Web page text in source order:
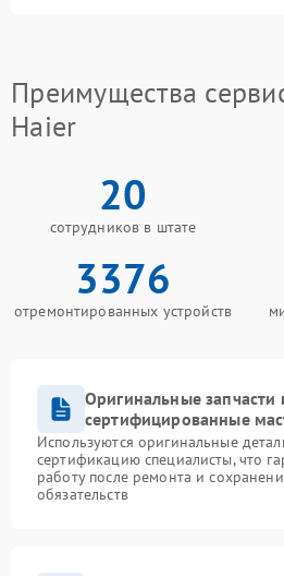
Преимущества
Haier
20
сотрудников в штате
3376
отремонтированных устройств
Оригинальные запчасти
сертифицированные
Используются оригинальные
сертификацию специалисты, что
работу после ремонта и
обязательств